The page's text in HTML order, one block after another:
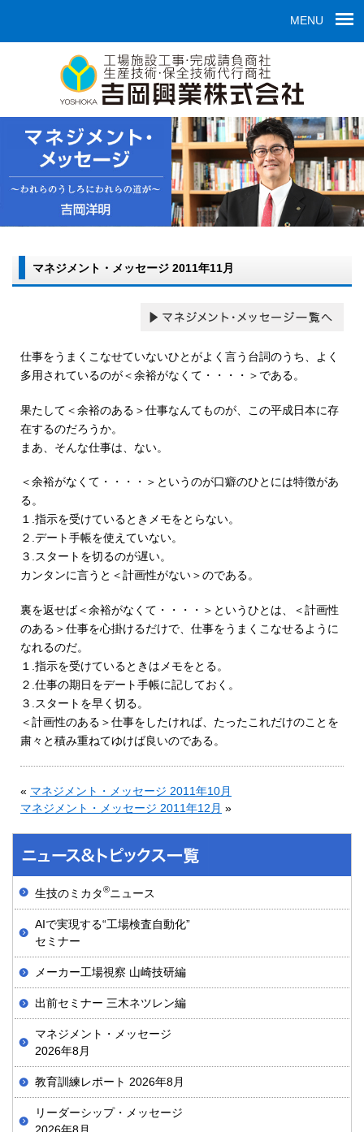
MENU
マネジメント・メッセージ 2011年11月
仕事をうまくこなせていないひとがよく言う台詞のうち、よく
多用されているのが＜余裕がなくて・・・・＞である。
果たして＜余裕のある＞仕事なんてものが、この平成日本に存
在するのだろうか。
まあ、そんな仕事は、ない。
＜余裕がなくて・・・・＞というのが口癖のひとには特徴があ
る。
１.指示を受けているときメモをとらない。
２.デート手帳を使えていない。
３.スタートを切るのが遅い。
カンタンに言うと＜計画性がない＞のである。
裏を返せば＜余裕がなくて・・・・＞というひとは、＜計画性
のある＞仕事を心掛けるだけで、仕事をうまくこなせるように
なれるのだ。
１.指示を受けているときはメモをとる。
２.仕事の期日をデート手帳に記しておく。
３.スタートを早く切る。
＜計画性のある＞仕事をしたければ、たったこれだけのことを
粛々と積み重ねてゆけば良いのである。
« マネジメント・メッセージ 2011年10月
マネジメント・メッセージ 2011年12月 »
生技のミカタ®ニュース
AIで実現する“工場検査自動化”
セミナー
メーカー工場視察 山崎技研編
出前セミナー 三木ネツレン編
マネジメント・メッセージ
2026年8月
教育訓練レポート 2026年8月
リーダーシップ・メッセージ